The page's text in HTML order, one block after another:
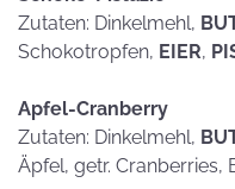
Zutaten: Dinkelmehl,
Schokotropfen, EIER,
Apfel-Cranberry
Zutaten: Dinkelmehl,
Äpfel, getr. Cranberries,